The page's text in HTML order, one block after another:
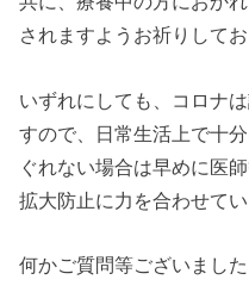
されますようお祈りしてお
いずれにしても、コロナ
すので、日常生活上で十
ぐれない場合は早めに医
拡大防止に力を合わせて
何かご質問等ございまし